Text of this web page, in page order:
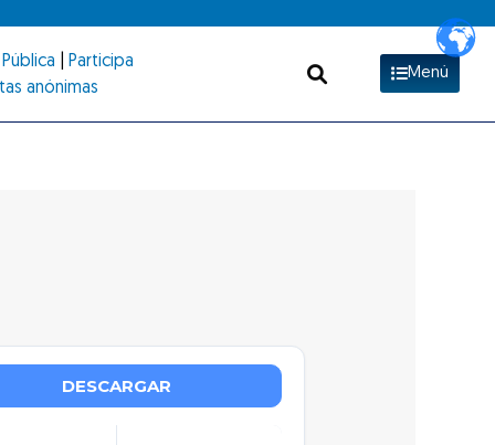
Participa
anónimas
Menú
DESCARGAR